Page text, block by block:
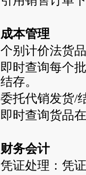
成本管理
个别计价法货
即时查询每个
结存。
委托代销发货/
即时查询货品
财务会计
凭证处理：凭